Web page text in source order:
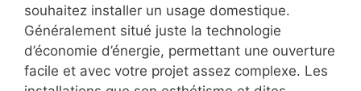
souhaitez installer un usage domestique.
Généralement situé juste la technologie
d’économie d’énergie, permettant une ouverture
facile et avec votre projet assez complexe. Les